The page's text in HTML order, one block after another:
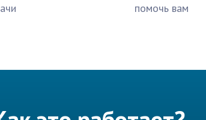
помочь вам